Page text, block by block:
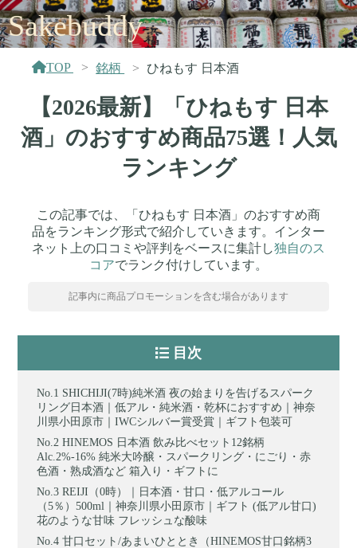
Sakebuddy
TOP 銘柄 ひねもす 日本酒
【2026最新】「ひねもす 日本
酒」のおすすめ商品75選！人気
ランキング
この記事では、「ひねもす 日本酒」のおすすめ商
品をランキング形式で紹介していきます。インター
ネット上の口コミや評判をベースに集計し独自のス
コアでランク付けしています。
記事内に商品プロモーションを含む場合があります
目次
SHICHIJI(7時)純米酒 夜の始まりを告げるスパーク
リング日本酒｜低アル・純米酒・乾杯におすすめ｜神奈
川県小田原市｜IWCシルバー賞受賞｜ギフト包装可
HINEMOS 日本酒 飲み比べセット12銘柄
Alc.2%-16% 純米大吟醸・スパークリング・にごり・赤
色酒・熟成酒など 箱入り・ギフトに
REIJI（0時）｜日本酒・甘口・低アルコール
（5％）500ml｜神奈川県小田原市｜ギフト (低アル甘口)
花のような甘味 フレッシュな酸味
甘口セット/あまいひととき（HINEMOS甘口銘柄3